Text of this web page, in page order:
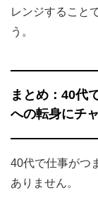
レンジすること
う。
まとめ：40代
への転身にチ
40代で仕事がつ
ありません。